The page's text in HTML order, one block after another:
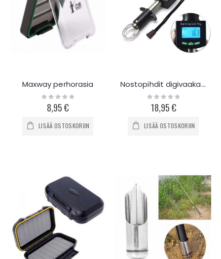
Maxway perhorasia
Rating:
0%8,95 €
LISÄÄ OSTOSKORIIN
Nostopihdit digivaakalla & mittanauhalla
Rating:
0%
18,95 €
LISÄÄ OSTOSKORIIN